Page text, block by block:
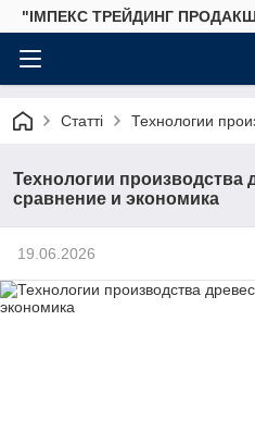
"ІМПЕКС ТРЕЙДИНГ
Статті Технологии
Технологии производства
сравнение и экономика
19.06.2026